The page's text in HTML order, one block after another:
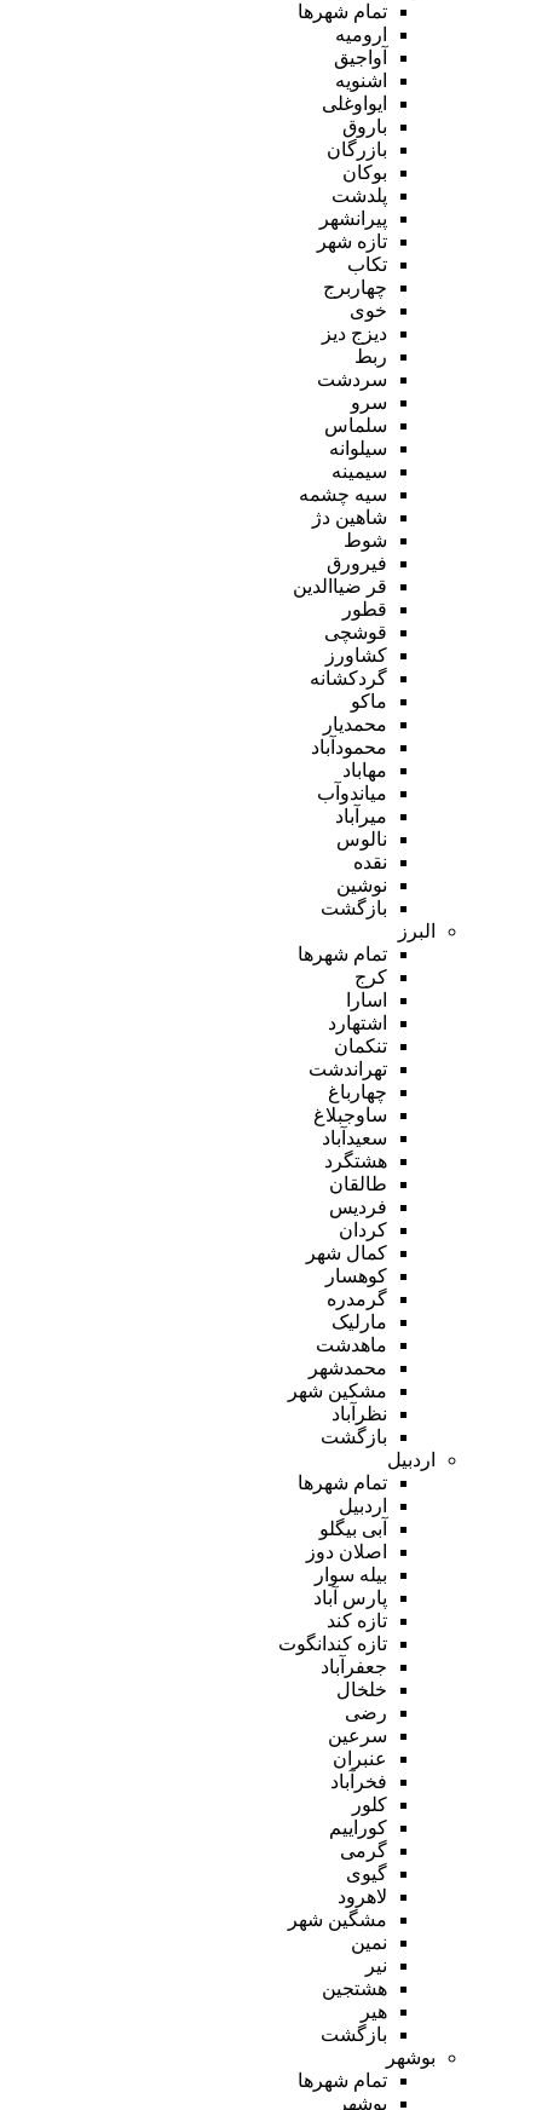
تمام شهر‌ها
ارومیه
آواجیق
اشنویه
ایواوغلی
باروق
بازرگان
بوکان
پلدشت
پیرانشهر
تازه شهر
تکاب
چهاربرج
خوی
دیزج دیز
ربط
سردشت
سرو
سلماس
سیلوانه
سیمینه
سیه چشمه
شاهین دژ
شوط
فیرورق
قر ضیاالدین
قطور
قوشچی
کشاورز
گردکشانه
ماکو
محمدیار
محمودآباد
مهاباد
میاندوآب
میرآباد
نالوس
نقده
نوشین
بازگشت
البرز
تمام شهر‌ها
کرج
اسارا
اشتهارد
تنکمان
تهراندشت
چهارباغ
ساوجبلاغ
سعیدآباد
هشتگرد
طالقان
فردیس
کردان
کمال شهر
کوهسار
گرمدره
مارلیک
ماهدشت
محمدشهر
مشکین شهر
نظرآباد
بازگشت
اردبیل
تمام شهر‌ها
اردبیل
آبی بیگلو
اصلان دوز
بیله سوار
پارس آباد
تازه کند
تازه کندانگوت
جعفرآباد
خلخال
رضی
سرعین
عنبران
فخرآباد
کلور
کوراییم
گرمی
گیوی
لاهرود
مشگین شهر
نمین
نیر
هشتجین
هیر
بازگشت
بوشهر
تمام شهر‌ها
بوشهر